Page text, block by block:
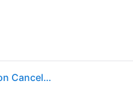
Auriculares JBL Live Beam 3 inalámbricos Bluetooth con Cancelación de Ruido, micrófonos y estuche táctil plata